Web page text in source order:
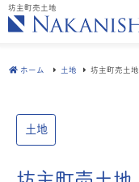
坊主町売土地
ホーム 土地 坊主町売土地
土地